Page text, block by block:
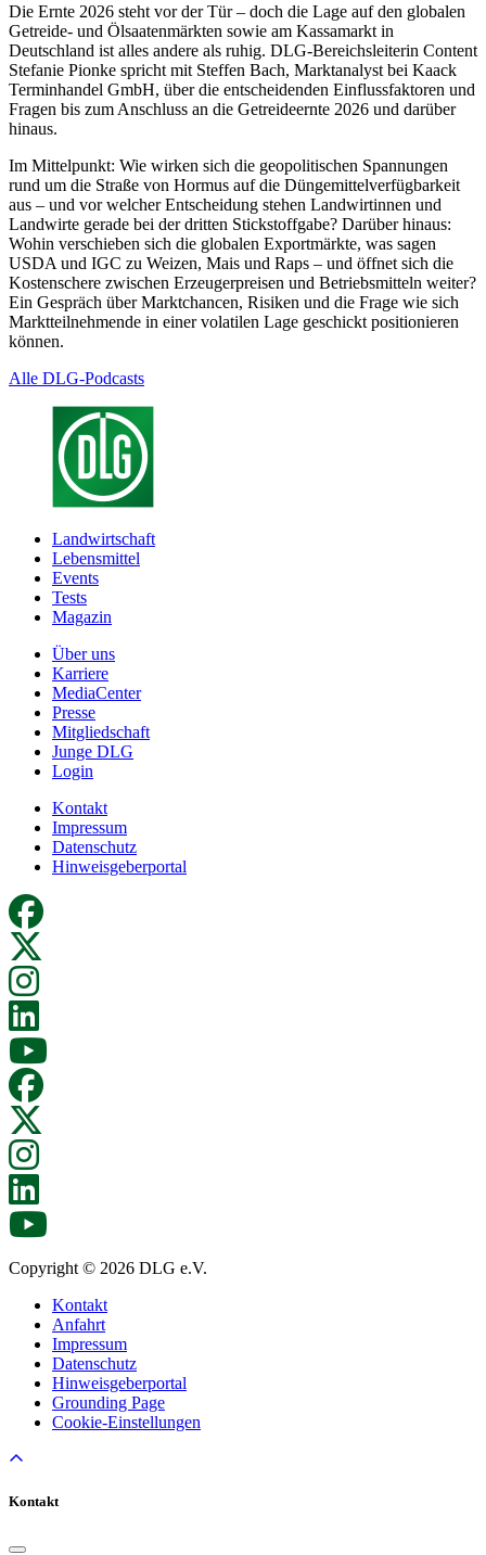
Die Ernte 2026 steht vor der Tür – doch die Lage auf den globalen
Getreide- und Ölsaatenmärkten sowie am Kassamarkt in
Deutschland ist alles andere als ruhig. DLG-Bereichsleiterin Content
Stefanie Pionke spricht mit Steffen Bach, Marktanalyst bei Kaack
Terminhandel GmbH, über die entscheidenden Einflussfaktoren und
Fragen bis zum Anschluss an die Getreideernte 2026 und darüber
hinaus.
Im Mittelpunkt: Wie wirken sich die geopolitischen Spannungen
rund um die Straße von Hormus auf die Düngemittelverfügbarkeit
aus – und vor welcher Entscheidung stehen Landwirtinnen und
Landwirte gerade bei der dritten Stickstoffgabe? Darüber hinaus:
Wohin verschieben sich die globalen Exportmärkte, was sagen
USDA und IGC zu Weizen, Mais und Raps – und öffnet sich die
Kostenschere zwischen Erzeugerpreisen und Betriebsmitteln weiter?
Ein Gespräch über Marktchancen, Risiken und die Frage wie sich
Marktteilnehmende in einer volatilen Lage geschickt positionieren
können.
Alle DLG-Podcasts
Landwirtschaft
Lebensmittel
Events
Tests
Magazin
Über uns
Karriere
MediaCenter
Presse
Mitgliedschaft
Junge DLG
Login
Kontakt
Impressum
Datenschutz
Hinweisgeberportal
Copyright © 2026 DLG e.V.
Kontakt
Anfahrt
Impressum
Datenschutz
Hinweisgeberportal
Grounding Page
Cookie-Einstellungen
Kontakt